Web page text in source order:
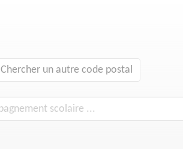
Chercher un autre code postal